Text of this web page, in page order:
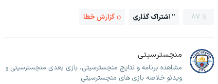
87 اشتراک گذاری گزارش خطا
منچسترسیتی
مشاهده برنامه و نتایج منچسترسیتی، بازی بعدی منچسترسیتی و
ویدئو خلاصه بازی های منچسترسیتی